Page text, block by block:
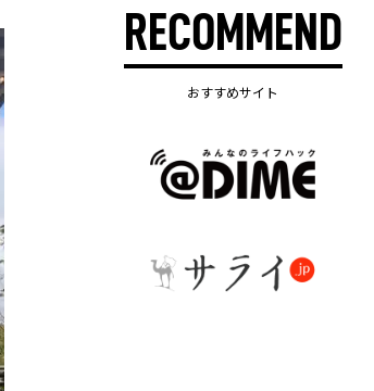
RECOMMEND
おすすめサイト